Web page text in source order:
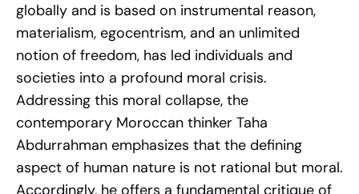
globally and is based on instrumental reason,
materialism, egocentrism, and an unlimited
notion of freedom, has led individuals and
societies into a profound moral crisis.
Addressing this moral collapse, the
contemporary Moroccan thinker Taha
Abdurrahman emphasizes that the defining
aspect of human nature is not rational but moral.
Accordingly, he offers a fundamental critique of